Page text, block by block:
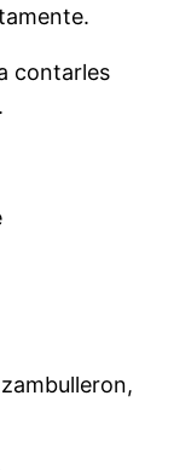
contarles